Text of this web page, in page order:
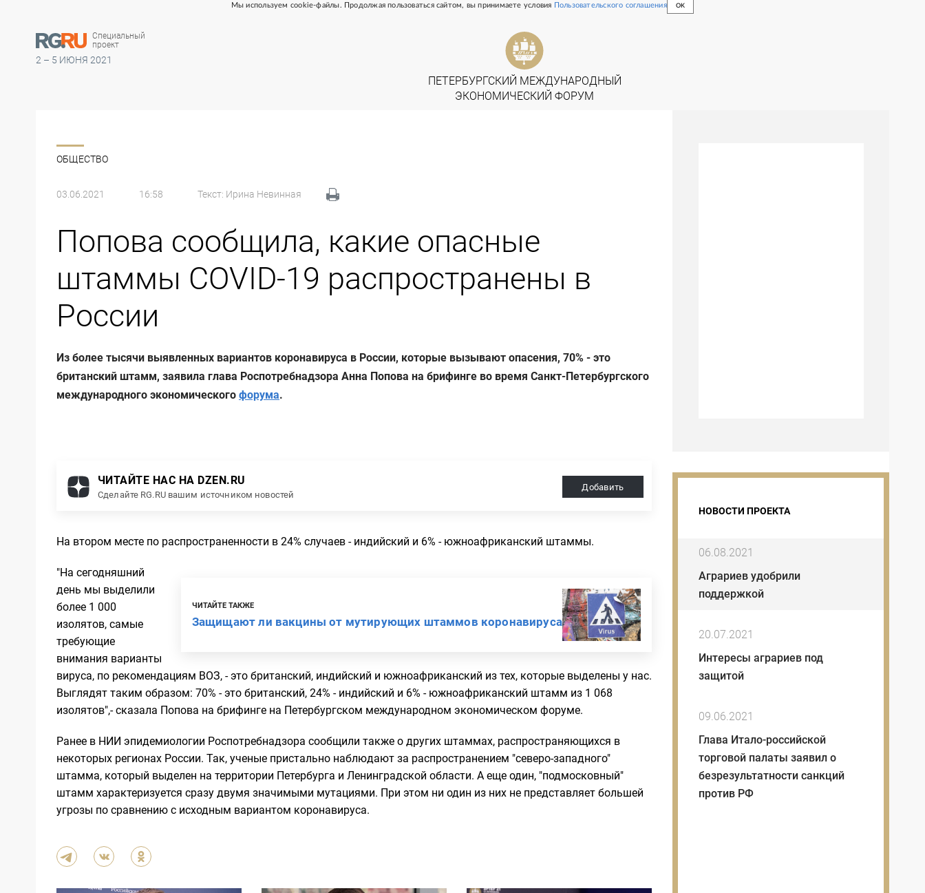
Мы используем cookie-файлы. Продолжая пользоваться сайтом, вы принимаете условия Пользовательского соглашения OK
Специальный
проект
2 – 5 ИЮНЯ 2021
ОБЩЕСТВО
03.06.2021 16:58 Текст: Ирина Невинная
Попова сообщила, какие опасные
штаммы COVID-19 распространены в
России
Из более тысячи выявленных вариантов коронавируса в России, которые вызывают опасения, 70% - это
британский штамм, заявила глава Роспотребнадзора Анна Попова на брифинге во время Санкт-Петербургского
международного экономического форума.
ЧИТАЙТЕ НАС НА DZEN.RU
Сделайте RG.RU вашим источником новостей
Добавить
На втором месте по распространенности в 24% случаев - индийский и 6% - южноафриканский штаммы.
ЧИТАЙТЕ ТАКЖЕ
Защищают ли вакцины от мутирующих штаммов коронавируса
"На сегодняшний
день мы выделили
более 1 000
изолятов, самые
требующие
внимания варианты
вируса, по рекомендациям ВОЗ, - это британский, индийский и южноафриканский из тех, которые выделены у нас.
Выглядят таким образом: 70% - это британский, 24% - индийский и 6% - южноафриканский штамм из 1 068
изолятов",- сказала Попова на брифинге на Петербургском международном экономическом форуме.
Ранее в НИИ эпидемиологии Роспотребнадзора сообщили также о других штаммах, распространяющихся в
некоторых регионах России. Так, ученые пристально наблюдают за распространением "северо-западного"
штамма, который выделен на территории Петербурга и Ленинградской области. А еще один, "подмосковный"
штамм характеризуется сразу двумя значимыми мутациями. При этом ни один из них не представляет большей
угрозы по сравнению с исходным вариантом коронавируса.
НОВОСТИ ПРОЕКТА
Аграриев удобрили
поддержкой
06.08.2021
Интересы аграриев под
защитой
20.07.2021
Глава Итало-российской
торговой палаты заявил о
безрезультатности санкций
против РФ
09.06.2021